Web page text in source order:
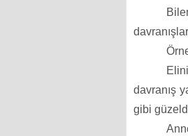
davranış
gibi